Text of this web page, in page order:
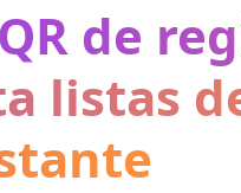
de
listas